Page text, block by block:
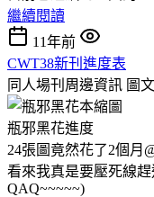
繼續閱讀
11年前
CWT38新刊進度表
同人場刊周邊資訊 圖
瓶邪黑花進度
24張圖竟然花了2個月
看來我真是要壓死線
QAQ~~~~~)